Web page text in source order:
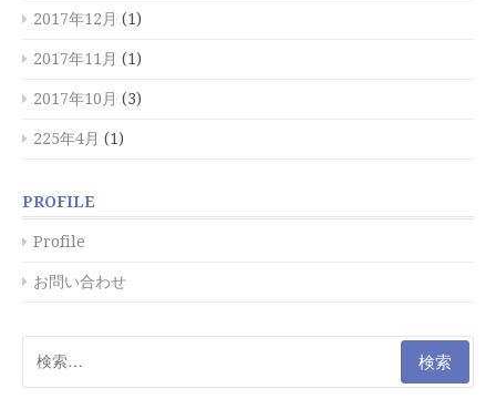
2017年12月 (1)
2017年11月 (1)
2017年10月 (3)
225年4月 (1)
PROFILE
Profile
お問い合わせ
索: